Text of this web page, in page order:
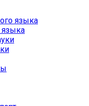
языка
языка